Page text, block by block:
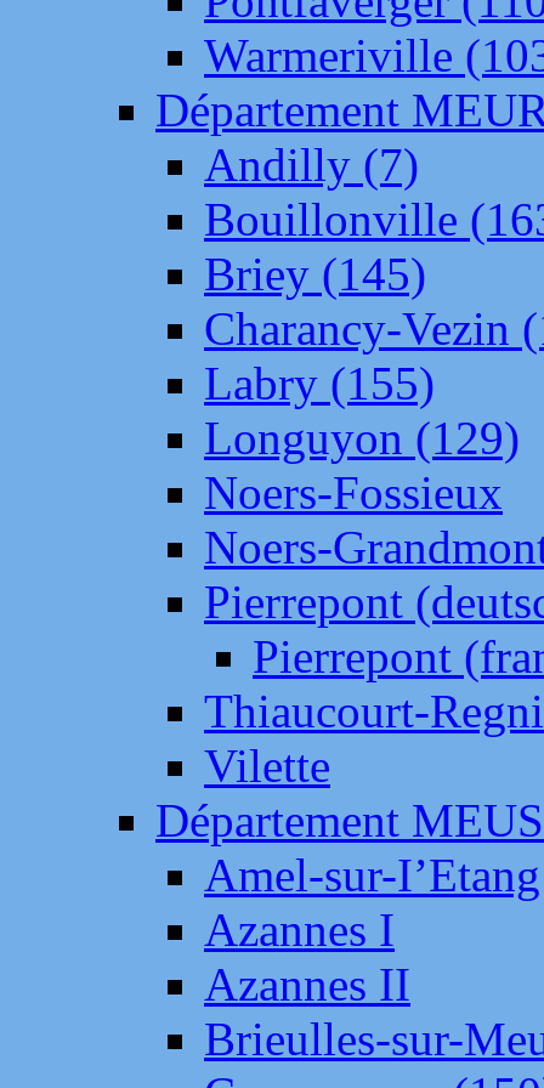
Warmeriville
Département
Andilly (7)
Bouillonville
Briey (145)
Charancy-Vezin
Labry (155)
Longuyon (129)
Noers-Fossieux
Noers-
Pierrepont
Pierrepont
Thiaucourt-
Vilette
Département
Amel-sur-
Azannes I
Azannes II
Brieulles-sur-